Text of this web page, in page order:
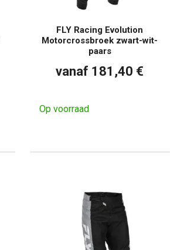
FLY Racing Evolution
Motorcrossbroek zwart-wit-
paars
vanaf 181,40 €
Op voorraad